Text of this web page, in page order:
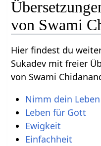
von Swami
Hier findest du
Sukadev mit freier
von Swami
Nimm dein
Leben für Gott
Ewigkeit
Einfachheit